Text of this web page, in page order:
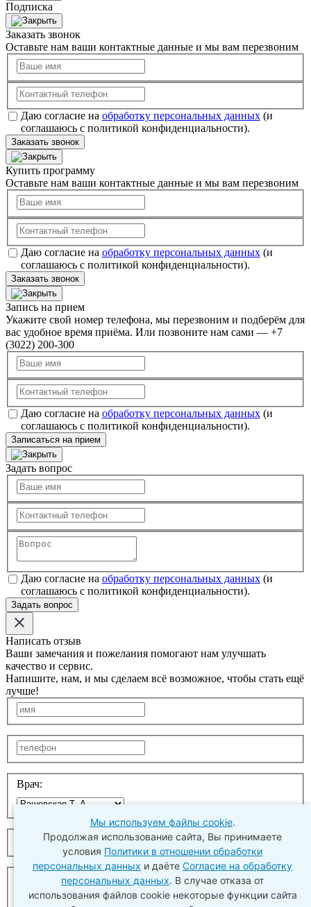
Подписка
Заказать звонок
Оставьте нам ваши контактные данные и мы вам перезвоним
Даю согласие на обработку персональных данных(и
соглашаюсь с политикой конфиденциальности).
Заказать звонок
Купить программу
Оставьте нам ваши контактные данные и мы вам перезвоним
Даю согласие на обработку персональных данных(и
соглашаюсь с политикой конфиденциальности).
Заказать звонок
Запись на прием
Укажите свой номер телефона, мы перезвоним и подберём для
вас удобное время приёма. Или позвоните нам сами — +7
(3022) 200-300
Даю согласие на обработку персональных данных(и
соглашаюсь с политикой конфиденциальности).
Записаться на прием
Задать вопрос
Даю согласие на обработку персональных данных(и
соглашаюсь с политикой конфиденциальности).
Задать вопрос
Написать отзыв
Ваши замечания и пожелания помогают нам улучшать
качество и сервис.
Напишите, нам, и мы сделаем всё возможное, чтобы стать ещё
лучше!
Врач:
Мы используем файлы cookie.
Продолжая использование сайта, Вы принимаете
условия Политики в отношении обработки
персональных данных и даёте Согласие на обработку
персональных данных. В случае отказа от
использования файлов cookie некоторые функции сайта